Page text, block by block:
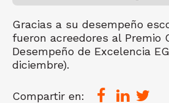
Gracias a su desempeño
fueron acreedores al Premio
Desempeño de Excelencia
diciembre).
Compartir en: